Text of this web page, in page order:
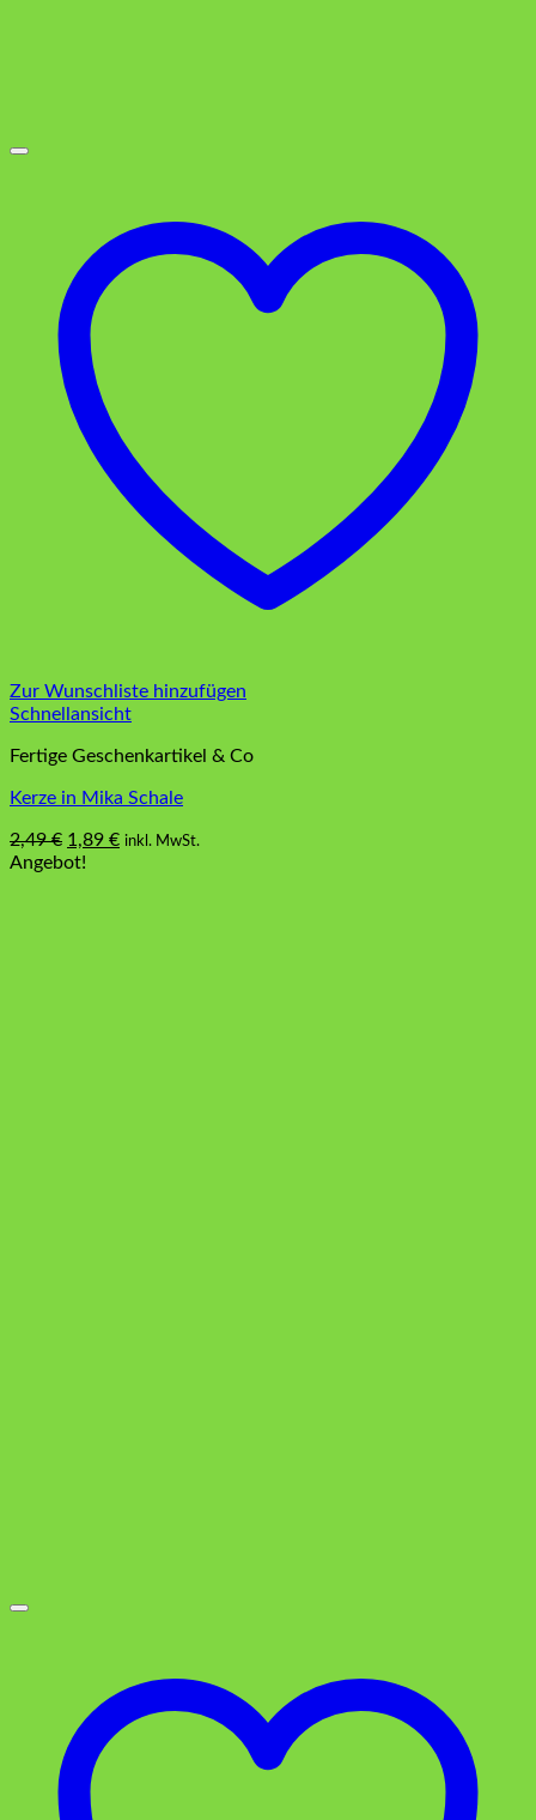
Zur Wunschliste hinzufügen
Schnellansicht
Fertige Geschenkartikel & Co
Kerze in Mika Schale
2,49€ Ursprünglicher
Preis
1,89 €Aktueller
inkl. MwSt.
Angebot!